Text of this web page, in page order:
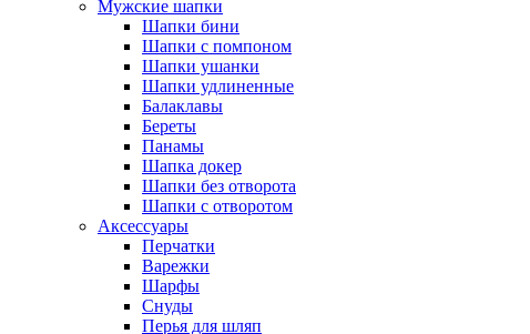
Мужские шапки
Шапки бини
Шапки с помпоном
Шапки ушанки
Шапки удлиненные
Балаклавы
Береты
Панамы
Шапка докер
Шапки без отворота
Шапки с отворотом
Аксессуары
Перчатки
Варежки
Шарфы
Снуды
Перья для шляп